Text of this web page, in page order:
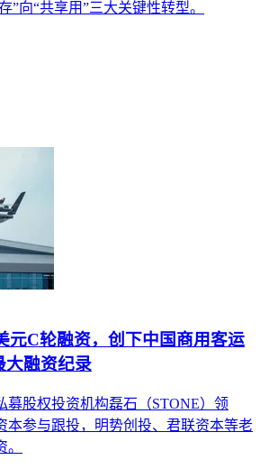
”向“共享用”三大关键性转型。
元C轮融资，创下中国商用客运
大融资纪录
募股权投资机构磊石（STONE）领
本参与跟投，明势创投、君联资本等老